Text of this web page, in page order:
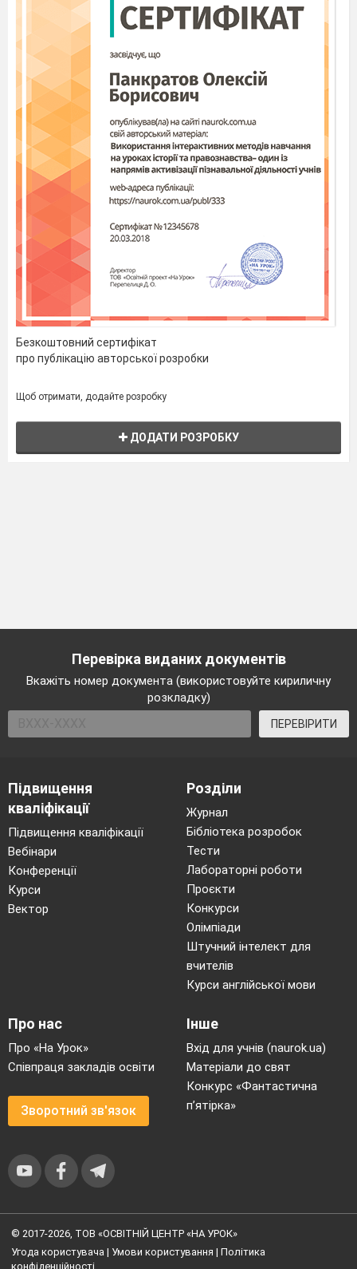
Безкоштовний сертифікат
про публікацію авторської розробки
Щоб отримати, додайте розробку
ДОДАТИ РОЗРОБКУ
Перевірка виданих документів
Вкажіть номер документа (використовуйте кириличну
розкладку)
ПЕРЕВІРИТИ
Підвищення
кваліфікації
Підвищення кваліфікації
Вебінари
Конференції
Курси
Вектор
Розділи
Журнал
Бібліотека розробок
Тести
Лабораторні роботи
Проєкти
Конкурси
Олімпіади
Штучний інтелект для
вчителів
Курси англійської мови
Про нас
Про «На Урок»
Співпраця закладів освіти
Зворотний зв'язок
Інше
Вхід для учнів (naurok.ua)
Матеріали до свят
Конкурс «Фантастична
п’ятірка»
© 2017-2026, ТОВ «ОСВІТНІЙ ЦЕНТР «НА УРОК»
Угода користувача | Умови користування | Політика
конфіденційності